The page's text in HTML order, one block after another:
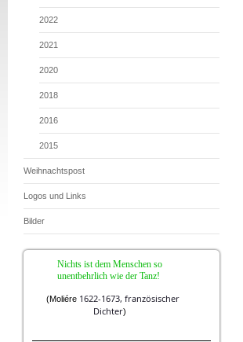
2022
2021
2020
2018
2016
2015
Weihnachtspost
Logos und Links
Bilder
Nichts ist dem Menschen so
unentbehrlich wie der Tanz!
(Moliére 1622-1673, französischer
Dichter)